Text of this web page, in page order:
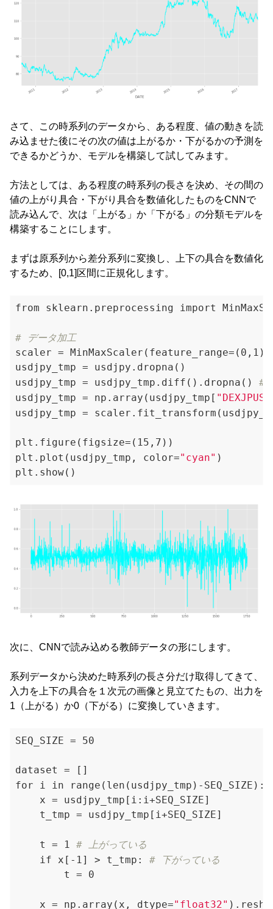
さて、この時系列のデータから、ある程度、値の動きを読
み込ませた後にその次の値は上がるか・下がるかの予測を
できるかどうか、モデルを構築して試してみます。
方法としては、ある程度の時系列の長さを決め、その間の
値の上がり具合・下がり具合を数値化したものをCNNで
読み込んで、次は「上がる」か「下がる」の分類モデルを
構築することにします。
まずは原系列から差分系列に変換し、上下の具合を数値化
するため、[0,1]区間に正規化します。
from sklearn.preprocessing import
# データ加工
scaler = MinMaxScaler(feature_range=(0,1))
usdjpy_tmp = usdjpy.dropna()
usdjpy_tmp = usdjpy_tmp.diff().dropna() #
usdjpy_tmp = np.array(usdjpy_tmp[ "DEXJPUS"
usdjpy_tmp =
plt.figure(figsize=(15,7))
plt.plot(usdjpy_tmp, color="cyan" )
次に、CNNで読み込める教師データの形にします。
系列データから決めた時系列の長さ分だけ取得してきて、
入力を上下の具合を１次元の画像と見立てたもの、出力を
1（上がる）か0（下がる）に変換していきます。
SEQ_SIZE = 50
dataset = []
for i in range(len(usdjpy_tmp)-SEQ_SIZE):
    x = usdjpy_tmp[i:i+SEQ_SIZE]
    t_tmp = usdjpy_tmp[i+SEQ_SIZE]
    t = 1
# 上がっている
    if x[-1] > t_tmp:
# 下がっている
        t = 0
    x = np.array(x, dtype=
"float32"